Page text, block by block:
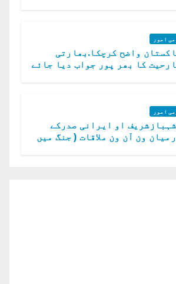
امور
واضح کرچکا.بھارتی
کا بھر پور جواب دیا جائے
امور
شہبازشریف او ایرانی صدرکے
ون آن ون ملاقات ( جنگ میں